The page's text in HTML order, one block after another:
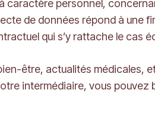
caractère personnel,
de données répond à une
qui s’y rattache le cas
être, actualités médicales,
intermédiaire, vous